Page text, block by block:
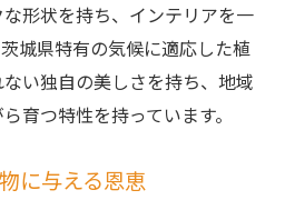
もらう観葉植物の選び方
が提供する観葉植物の多様
を育てるための園芸店の役
形状を持ち、インテリアを一
城県特有の気候に適応した植
い独自の美しさを持ち、地域
育つ特性を持っています。
に与える恩恵